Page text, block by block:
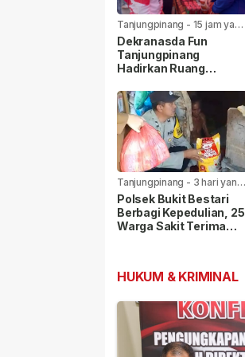
Tanjungpinang - 15 jam yang
lalu
Dekranasda Fun
Tanjungpinang
Hadirkan Ruang
Promosi UMKM
Tanjungpinang - 3 hari yang
lalu
Polsek Bukit Bestari
Berbagi Kepedulian, 25
Warga Sakit Terima
HUKUM & KRIMINAL